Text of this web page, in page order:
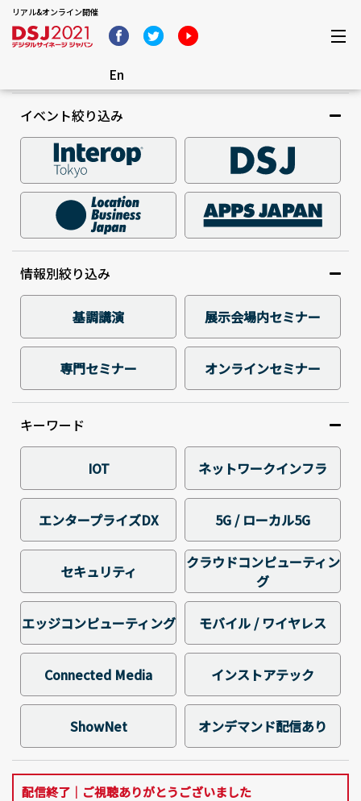
リアル&オンライン開催
En
イベント絞り込み
情報別絞り込み
基調講演 展示会場内セミナー
専門セミナー オンラインセミナー
キーワード
IOT ネットワークインフラ
エンタープライズDX 5G / ローカル5G
セキュリティ
クラウドコンピューティン
グ
エッジコンピューティング モバイル / ワイヤレス
Connected Media インストアテック
ShowNet オンデマンド配信あり
配信終了｜ご視聴ありがとうございました